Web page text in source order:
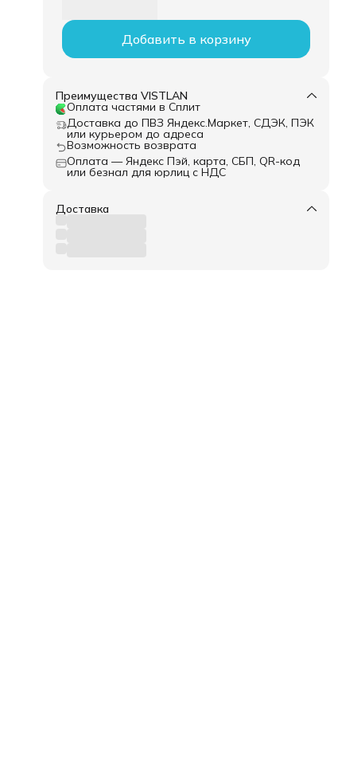
Добавить в корзину
Преимущества VISTLAN
Оплата частями в Сплит
Доставка до ПВЗ Яндекс.Маркет, СДЭК, ПЭК
или курьером до адреса
Возможность возврата
Оплата — Яндекс Пэй, карта, СБП, QR-код
или безнал для юрлиц с НДС
Доставка